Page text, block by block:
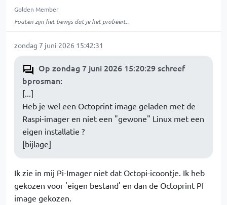
Golden Member
Fouten zijn het bewijs dat je het probeert..
zondag 7 juni 2026 15:42:31
Op zondag 7 juni 2026 15:20:29 schreef
bprosman:
[...]
Heb je wel een Octoprint image geladen met de
Raspi-imager en niet een "gewone" Linux met een
eigen installatie ?
[bijlage]
Ik zie in mij Pi-Imager niet dat Octopi-icoontje. Ik heb
gekozen voor 'eigen bestand' en dan de Octoprint PI
image gekozen.